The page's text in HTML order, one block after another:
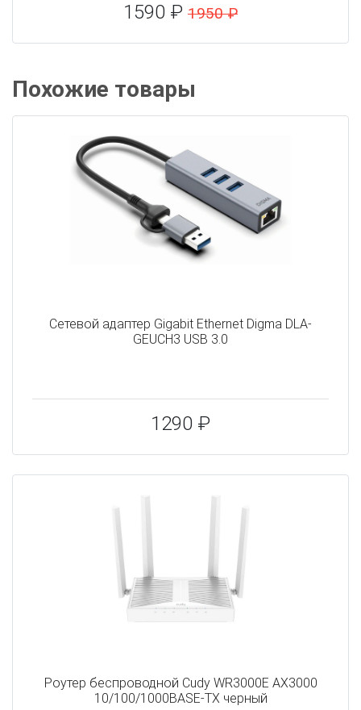
1590 ₽ 1950 ₽
Похожие товары
Сетевой адаптер Gigabit Ethernet Digma DLA-
GEUCH3 USB 3.0
1290 ₽
Роутер беспроводной Cudy WR3000E AX3000
10/100/1000BASE-TX черный